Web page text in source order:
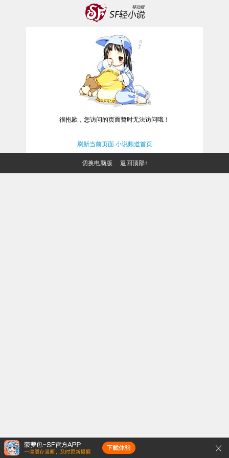
很抱歉，您访问的页面暂时无法访问哦！
刷新当前页面 小说频道首页
切换电脑版 返回顶部↑